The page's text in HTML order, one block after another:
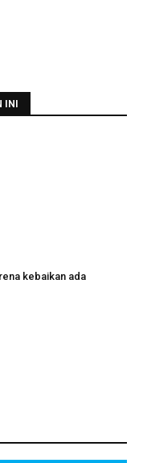
INI
kebaikan ada